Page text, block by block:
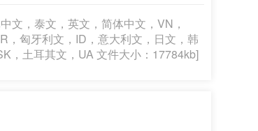
文，泰文，英文，简体中文，VN，
，匈牙利文，ID，意大利文，日文，韩
，土耳其文，UA 文件大小：17784kb]